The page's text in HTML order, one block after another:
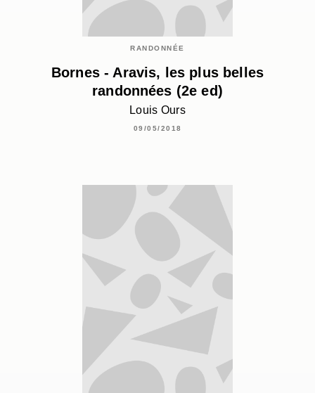
RANDONNÉE
Bornes - Aravis, les plus belles
randonnées (2e ed)
Louis Ours
09/05/2018